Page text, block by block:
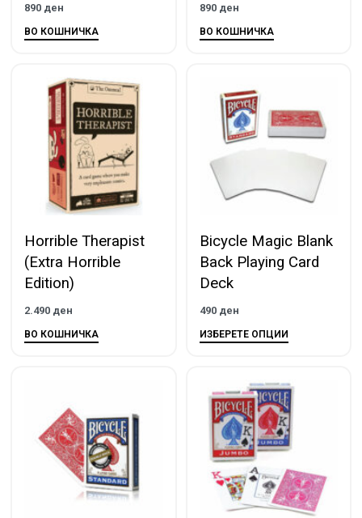
890 ден
ВО КОШНИЧКА
890 ден
ВО КОШНИЧКА
Horrible Therapist
(Extra Horrible
Edition)
2.490 ден
ВО КОШНИЧКА
Bicycle Magic Blank
Back Playing Card
Deck
490 ден
ИЗБЕРЕТЕ ОПЦИИ